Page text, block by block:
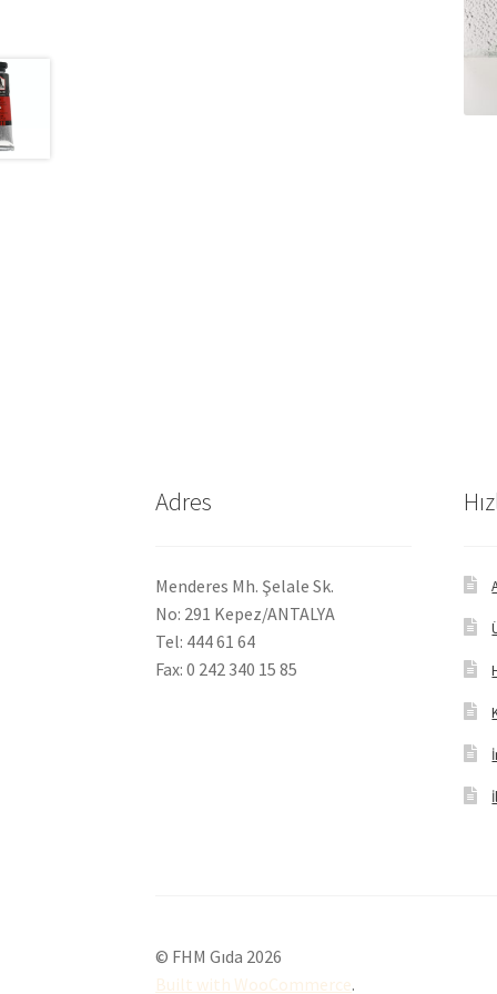
Adres
Menderes Mh. Şelale Sk.
No: 291 Kepez/ANTALYA
Tel: 444 61 64
Fax: 0 242 340 15 85
© FHM Gıda 2026
Built with WooCommerce.